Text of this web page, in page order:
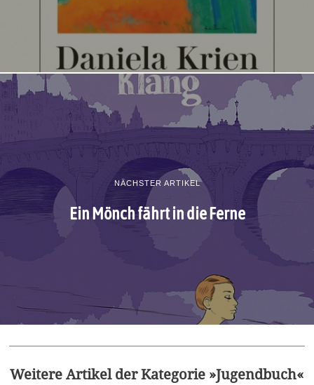
NÄCHSTER ARTIKEL
Ein Mönch fährt in die Ferne
Weitere Artikel der Kategorie »Jugendbuch«